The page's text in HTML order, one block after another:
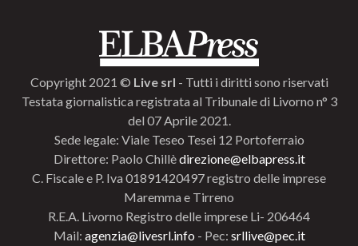
Copyright 2021 © Live srl - Tutti i diritti sono riservati
Testata giornalistica registrata al Tribunale di Livorno n° 3
del 07 Aprile 2021.
Sede legale: Viale Teseo Tesei 12 Portoferraio
Direttore: Paolo Chillèdirezione@elbapress.it
C. Fiscale e P. Iva 01891420497 registro delle imprese
Maremma e Tirreno
R.E.A. Livorno Registro delle imprese Li- 206464
Mail: agenzia@livesrl.info - Pec: srllive@pec.it